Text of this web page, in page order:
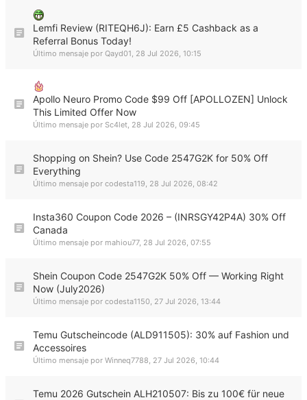
Lemfi Review (RITEQH6J): Earn £5 Cashback as a
Referral Bonus Today!
Último mensaje por Qayd01, 28 Jul 2026, 10:15
Apollo Neuro Promo Code $99 Off [APOLLOZEN] Unlock
This Limited Offer Now
Último mensaje por Sc4let, 28 Jul 2026, 09:45
Shopping on Shein? Use Code 2547G2K for 50% Off
Everything
Último mensaje por codesta119, 28 Jul 2026, 08:42
Insta360 Coupon Code 2026 – (INRSGY42P4A) 30% Off
Canada
Último mensaje por mahiou77, 28 Jul 2026, 07:55
Shein Coupon Code 2547G2K 50% Off — Working Right
Now (July2026)
Último mensaje por codesta1150, 27 Jul 2026, 13:44
Temu Gutscheincode (ALD911505): 30% auf Fashion und
Accessoires
Último mensaje por Winneq7788, 27 Jul 2026, 10:44
Temu 2026 Gutschein ALH210507: Bis zu 100€ für neue